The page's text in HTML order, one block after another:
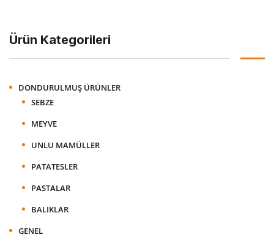
Ürün Kategorileri
DONDURULMUŞ ÜRÜNLER
SEBZE
MEYVE
UNLU MAMÜLLER
PATATESLER
PASTALAR
BALIKLAR
GENEL